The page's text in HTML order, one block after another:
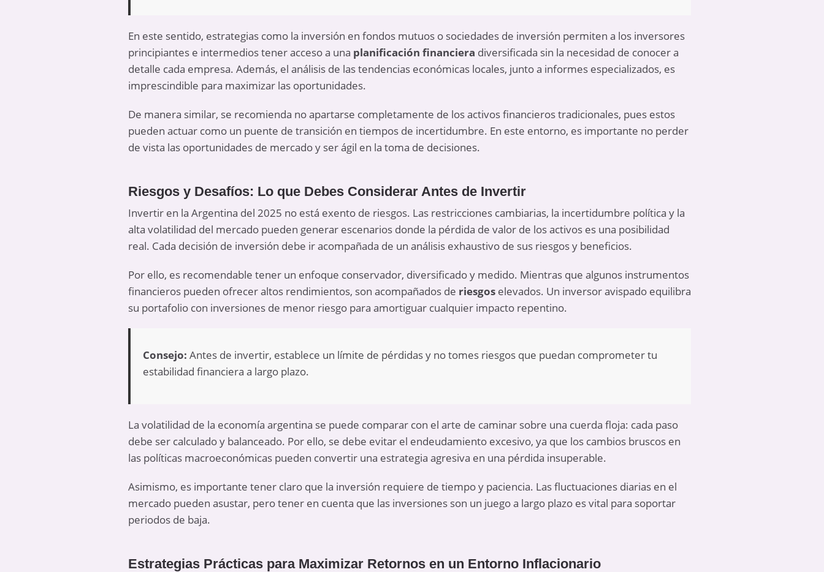
En este sentido, estrategias como la inversión en fondos mutuos o sociedades de inversión permiten a los inversores
principiantes e intermedios tener acceso a una planificación financiera diversificada sin la necesidad de conocer a
detalle cada empresa. Además, el análisis de las tendencias económicas locales, junto a informes especializados, es
imprescindible para maximizar las oportunidades.
De manera similar, se recomienda no apartarse completamente de los activos financieros tradicionales, pues estos
pueden actuar como un puente de transición en tiempos de incertidumbre. En este entorno, es importante no perder
de vista las oportunidades de mercado y ser ágil en la toma de decisiones.
Riesgos y Desafíos: Lo que Debes Considerar Antes de Invertir
Invertir en la Argentina del 2025 no está exento de riesgos. Las restricciones cambiarias, la incertidumbre política y la
alta volatilidad del mercado pueden generar escenarios donde la pérdida de valor de los activos es una posibilidad
real. Cada decisión de inversión debe ir acompañada de un análisis exhaustivo de sus riesgos y beneficios.
Por ello, es recomendable tener un enfoque conservador, diversificado y medido. Mientras que algunos instrumentos
financieros pueden ofrecer altos rendimientos, son acompañados de riesgos elevados. Un inversor avispado equilibra
su portafolio con inversiones de menor riesgo para amortiguar cualquier impacto repentino.
Consejo: Antes de invertir, establece un límite de pérdidas y no tomes riesgos que puedan comprometer tu
estabilidad financiera a largo plazo.
La volatilidad de la economía argentina se puede comparar con el arte de caminar sobre una cuerda floja: cada paso
debe ser calculado y balanceado. Por ello, se debe evitar el endeudamiento excesivo, ya que los cambios bruscos en
las políticas macroeconómicas pueden convertir una estrategia agresiva en una pérdida insuperable.
Asimismo, es importante tener claro que la inversión requiere de tiempo y paciencia. Las fluctuaciones diarias en el
mercado pueden asustar, pero tener en cuenta que las inversiones son un juego a largo plazo es vital para soportar
periodos de baja.
Estrategias Prácticas para Maximizar Retornos en un Entorno Inflacionario